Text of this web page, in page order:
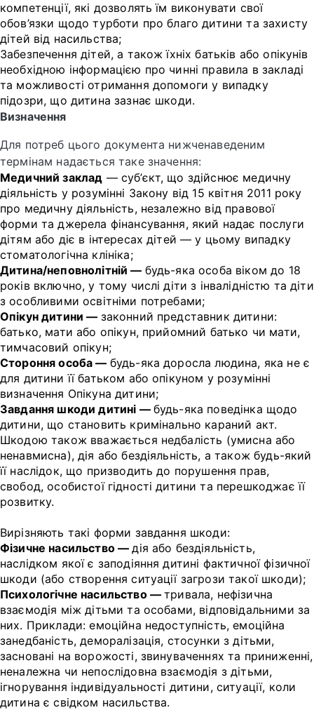
компетенції, які дозволять їм виконувати свої
обов’язки щодо турботи про благо дитини та захисту
дітей від насильства;
Забезпечення дітей, а також їхніх батьків або опікунів
необхідною інформацією про чинні правила в закладі
та можливості отримання допомоги у випадку
підозри, що дитина зазнає шкоди.
Визначення
Для потреб цього документа нижченаведеним
термінам надається таке значення:
Медичний заклад — суб’єкт, що здійснює медичну
діяльність у розумінні Закону від 15 квітня 2011 року
про медичну діяльність, незалежно від правової
форми та джерела фінансування, який надає послуги
дітям або діє в інтересах дітей — у цьому випадку
стоматологічна клініка;
Дитина/неповнолітній — будь-яка особа віком до 18
років включно, у тому числі діти з інвалідністю та діти
з особливими освітніми потребами;
Опікун дитини — законний представник дитини:
батько, мати або опікун, прийомний батько чи мати,
тимчасовий опікун;
Стороння особа — будь-яка доросла людина, яка не є
для дитини її батьком або опікуном у розумінні
визначення Опікуна дитини;
Завдання шкоди дитині — будь-яка поведінка щодо
дитини, що становить кримінально караний акт.
Шкодою також вважається недбалість (умисна або
ненавмисна), дія або бездіяльність, а також будь-який
її наслідок, що призводить до порушення прав,
свобод, особистої гідності дитини та перешкоджає її
розвитку.
Вирізняють такі форми завдання шкоди:
Фізичне насильство —дія або бездіяльність,
наслідком якої є заподіяння дитині фактичної фізичної
шкоди (або створення ситуації загрози такої шкоди);
Психологічне насильство —тривала, нефізична
взаємодія між дітьми та особами, відповідальними за
них. Приклади: емоційна недоступність, емоційна
занедбаність, деморалізація, стосунки з дітьми,
засновані на ворожості, звинуваченнях та приниженні,
неналежна чи непослідовна взаємодія з дітьми,
ігнорування індивідуальності дитини, ситуації, коли
дитина є свідком насильства.